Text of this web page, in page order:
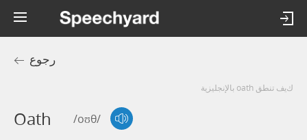
رجوع
كيف تنطق oath بالإنجليزية
Oath /oʊθ/